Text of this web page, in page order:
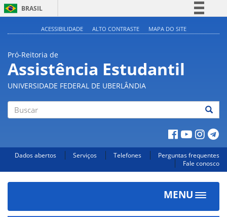
BRASIL
Acesso à informação
Legislação
Canais
ACESSIBILIDADE ALTO CONTRASTE MAPA DO SITE
Pró-Reitoria de
Assistência Estudantil
UNIVERSIDADE FEDERAL DE UBERLÂNDIA
Dados abertos Serviços Telefones
Perguntas frequentes
Fale conosco
MENU
Toggle